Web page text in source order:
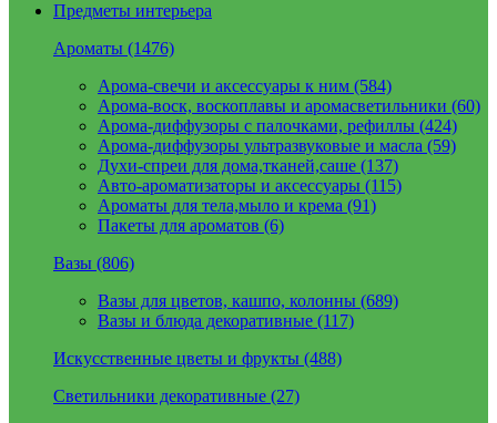
Предметы интерьера
Ароматы (1476)
Арома-свечи и аксессуары к ним (584)
Арома-воск, воскоплавы и аромасветильники (60)
Арома-диффузоры с палочками, рефиллы (424)
Арома-диффузоры ультразвуковые и масла (59)
Духи-спреи для дома,тканей,саше (137)
Авто-ароматизаторы и аксессуары (115)
Ароматы для тела,мыло и крема (91)
Пакеты для ароматов (6)
Вазы (806)
Вазы для цветов, кашпо, колонны (689)
Вазы и блюда декоративные (117)
Искусственные цветы и фрукты (488)
Светильники декоративные (27)